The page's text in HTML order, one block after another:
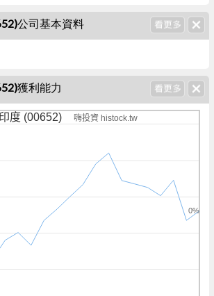
公司基本資料
獲利能力
度 (00652) 嗨投資 histock.tw
0%